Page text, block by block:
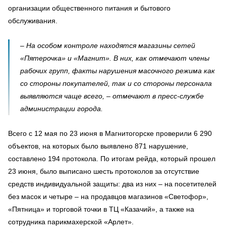
организации общественного питания и бытового
обслуживания.
– На особом контроле находятся магазины сетей
«Пятерочка» и «Магнит». В них, как отмечают члены
рабочих групп, факты нарушения масочного режима как
со стороны покупателей, так и со стороны персонала
выявляются чаще всего, – отмечают в пресс-службе
администрации города.
Всего с 12 мая по 23 июня в Магнитогорске проверили 6 290
объектов, на которых было выявлено 871 нарушение,
составлено 194 протокола. По итогам рейда, который прошел
23 июня, было выписано шесть протоколов за отсутствие
средств индивидуальной защиты: два из них – на посетителей
без масок и четыре – на продавцов магазинов «Светофор»,
«Пятница» и торговой точки в ТЦ «Казачий», а также на
сотрудника парикмахерской «Арлет».